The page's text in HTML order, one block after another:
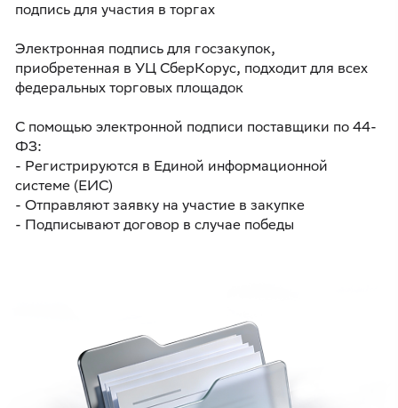
подпись для участия в торгах
Электронная подпись для госзакупок,
приобретенная в УЦ СберКорус, подходит для всех
С помощью электронной подписи поставщики по 44-
ФЗ:
- Регистрируются в Единой информационной
системе (ЕИС)
- Отправляют заявку на участие в закупке
- Подписывают договор в случае победы